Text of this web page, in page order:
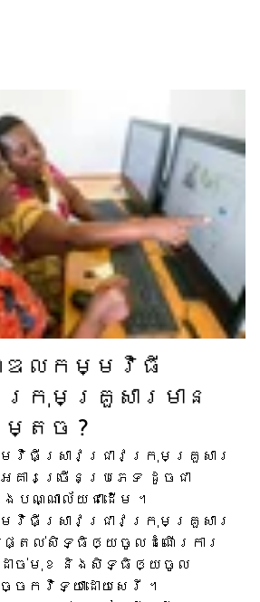
ឌល​កម្មវិធី​
ក្រុមគ្រួសារ​មាន​
តេច ?
ធី​ស្រាវជ្រាវ​ក្រុមគ្រួសារ​
គារ​ច្រើន​ប្រភេទ ដូចជា​
បណ្ណាល័យ​ជាដើម ។
ធី​ស្រាវជ្រាវ​ក្រុមគ្រួសារ​
ើយ​ផ្តល់​សិទ្ធិ​ឲ្យ​ចូល​ដំណើរការ​
ដាច់មុខ និង​សិទ្ធិ​ឲ្យ​ចូល​
ចេកវិទ្យា​ដោយសេរី ។